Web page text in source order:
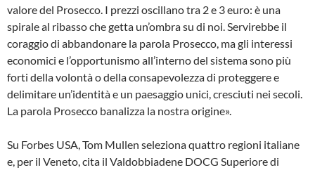
valore del Prosecco. I prezzi oscillano tra 2 e 3 euro: è una
spirale al ribasso che getta un’ombra su di noi. Servirebbe il
coraggio di abbandonare la parola Prosecco, ma gli interessi
economici e l’opportunismo all’interno del sistema sono più
forti della volontà o della consapevolezza di proteggere e
delimitare un’identità e un paesaggio unici, cresciuti nei secoli.
La parola Prosecco banalizza la nostra origine».
Su Forbes USA, Tom Mullen seleziona quattro regioni italiane
e, per il Veneto, cita il Valdobbiadene DOCG Superiore di